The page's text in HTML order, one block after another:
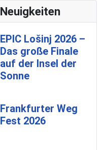
Neuigkeiten
EPIC Lošinj 2026 –
Das große Finale
auf der Insel der
Sonne
Frankfurter Weg
Fest 2026